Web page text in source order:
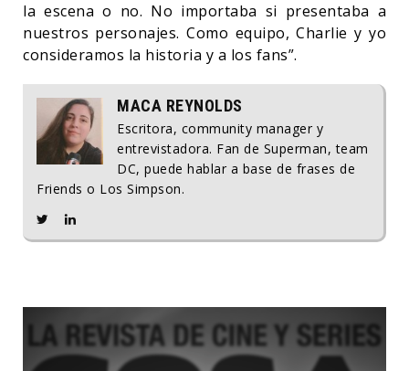
la escena o no. No importaba si presentaba a
nuestros personajes. Como equipo, Charlie y yo
consideramos la historia y a los fans”.
MACA REYNOLDS
Escritora, community manager y
entrevistadora. Fan de Superman, team
DC, puede hablar a base de frases de
Friends o Los Simpson.